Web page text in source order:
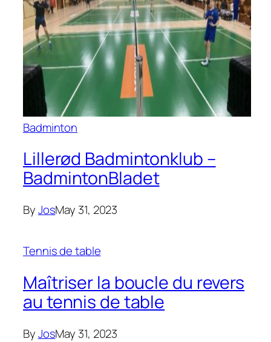
Badminton
Lillerød Badmintonklub –
BadmintonBladet
ByJosMay 31, 2023
Tennis de table
Maîtriser la boucle du revers
au tennis de table
ByJosMay 31, 2023